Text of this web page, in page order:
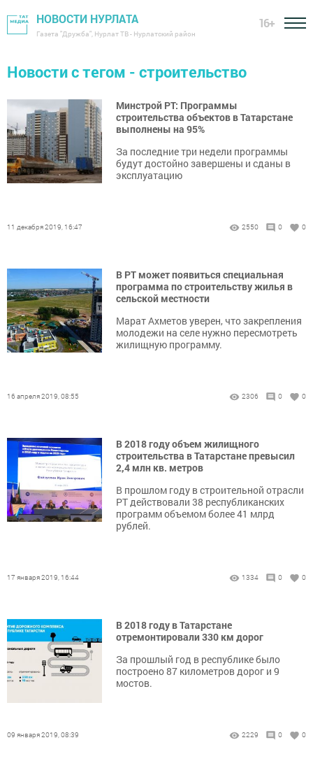
НОВОСТИ НУРЛАТА
Газета "Дружба", Нурлат ТВ - Нурлатский район
16+
Новости с тегом - строительство
Минстрой РТ: Программы
строительства объектов в Татарстане
выполнены на 95%
За последние три недели программы
будут достойно завершены и сданы в
эксплуатацию
11 декабря 2019, 16:47 2550 0 0
В РТ может появиться специальная
программа по строительству жилья в
сельской местности
Марат Ахметов уверен, что закрепления
молодежи на селе нужно пересмотреть
жилищную программу.
16 апреля 2019, 08:55 2306 0 0
В 2018 году объем жилищного
строительства в Татарстане превысил
2,4 млн кв. метров
В прошлом году в строительной отрасли
РТ действовали 38 республиканских
программ объемом более 41 млрд
рублей.
17 января 2019, 16:44 1334 0 0
В 2018 году в Татарстане
отремонтировали 330 км дорог
За прошлый год в республике было
построено 87 километров дорог и 9
мостов.
09 января 2019, 08:39 2229 0 0